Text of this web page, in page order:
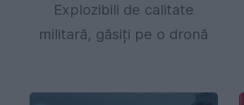
Explozibili de calitate
militară, găsiți pe o dronă